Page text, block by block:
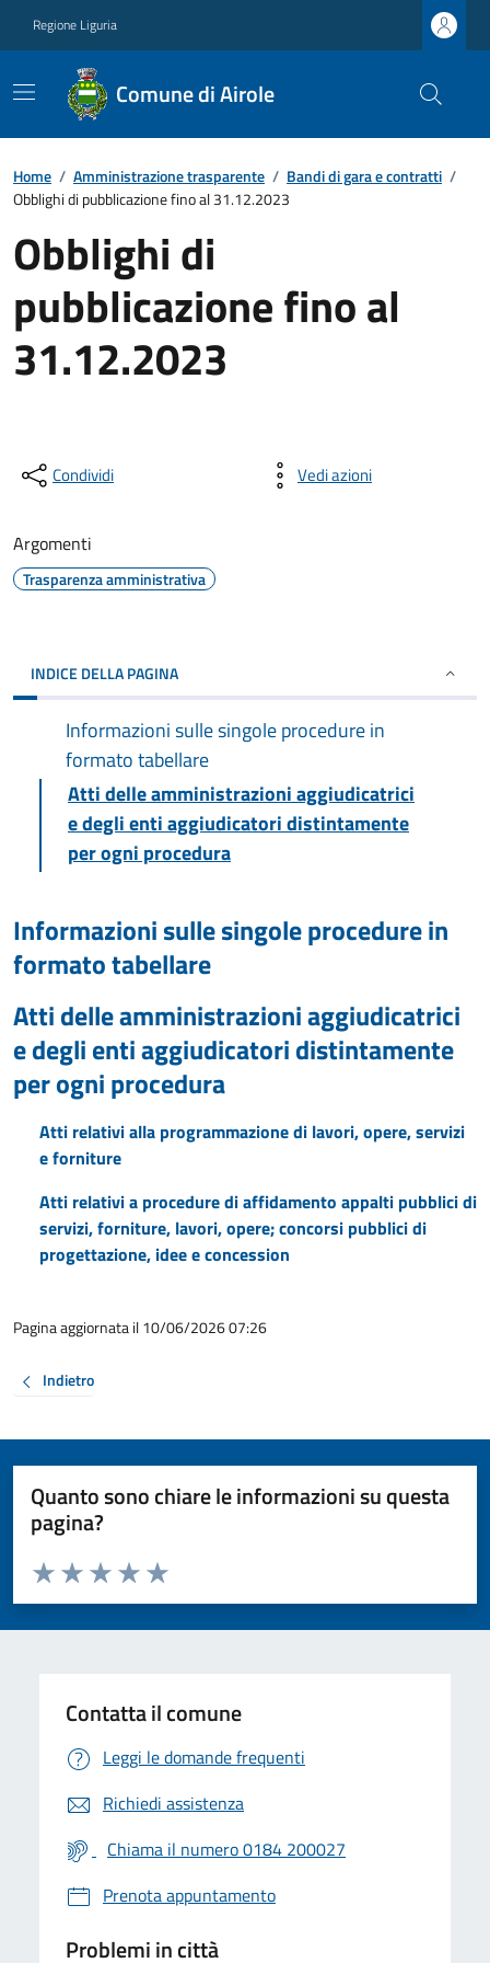
Regione Liguria
Comune di Airole
Home / Amministrazione trasparente / Bandi di gara e contratti /
Obblighi di pubblicazione fino al 31.12.2023
Obblighi di
pubblicazione fino al
31.12.2023
Condividi Vedi azioni
Argomenti
Trasparenza amministrativa
INDICE DELLA PAGINA
Informazioni sulle singole procedure in
formato tabellare
Atti delle amministrazioni aggiudicatrici
e degli enti aggiudicatori distintamente
per ogni procedura
Informazioni sulle singole procedure in
formato tabellare
Atti delle amministrazioni aggiudicatrici
e degli enti aggiudicatori distintamente
per ogni procedura
Atti relativi alla programmazione di lavori, opere, servizi
e forniture
Atti relativi a procedure di affidamento appalti pubblici di
servizi, forniture, lavori, opere; concorsi pubblici di
progettazione, idee e concession
Pagina aggiornata il 10/06/2026 07:26
Indietro
Quanto sono chiare le informazioni su questa
pagina?
Valuta da 1 a 5 stelle la pagina
Valuta 5 stelle su 5
Valuta 4 stelle su 5
Valuta 3 stelle su 5
Valuta 2 stelle su 5
Valuta 1 stelle su 5
Contatta il comune
Leggi le domande frequenti
Richiedi assistenza
Chiama il numero 0184 200027
Prenota appuntamento
Problemi in città